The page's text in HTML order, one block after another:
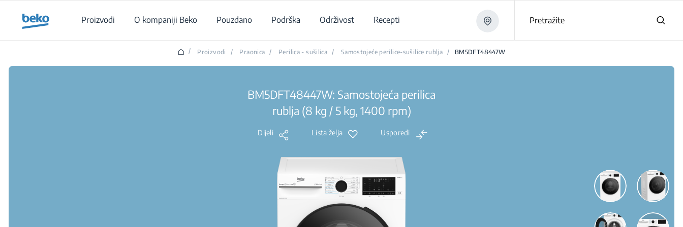
Proizvodi
O kompaniji Beko Pouzdano Podrška Održivost Recepti Pretražite
/ Proizvodi / Praonica / Perilica - sušilica / Samostojeće perilice-sušilice rublja / BM5DFT48447W
BM5DFT48447W: Samostojeća perilica
rublja (8 kg / 5 kg, 1400 rpm)
Dijeli Lista želja Usporedi